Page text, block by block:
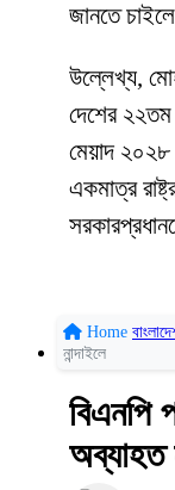
জানতে
উল্লেখ্য,
দেশের ২২তম
মেয়াদ ২০২৮
একমাত্র
Home
নান্দাইলে
বিএনপি
অব্যাহত